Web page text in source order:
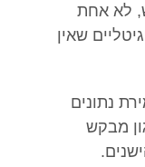
לא אחת
שאין
נתונים
מבקש